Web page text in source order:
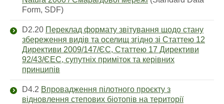
Form, SDF)
D2.20 Переклад формату звітування щодо стану
збереження видів та оселищ згідно зі Статтею 12
Директиви 2009/147/ЄС, Статтею 17 Директиви
92/43/ЄЕС, супутніх приміток та керівних
принципів
D4.2 Впровадження пілотного проєкту з
відновлення степових біотопів на території